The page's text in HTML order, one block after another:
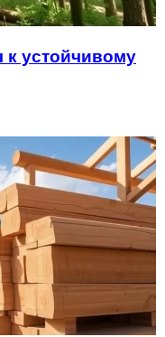
устойчивому